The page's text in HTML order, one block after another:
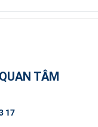
TÂM
17